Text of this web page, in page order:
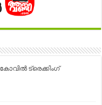
കോവിൽ ട്രെക്കിംഗ്